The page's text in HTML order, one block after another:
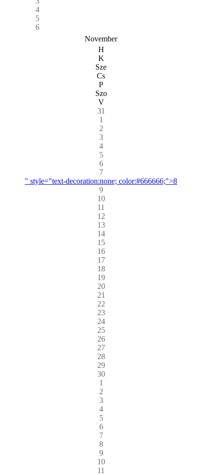
4
5
6
November
H
K
Sze
Cs
P
Szo
V
31
1
2
3
4
5
6
7
" style="text-decoration:none; color:#666666;">8
9
10
11
12
13
14
15
16
17
18
19
20
21
22
23
24
25
26
27
28
29
30
1
2
3
4
5
6
7
8
9
10
11